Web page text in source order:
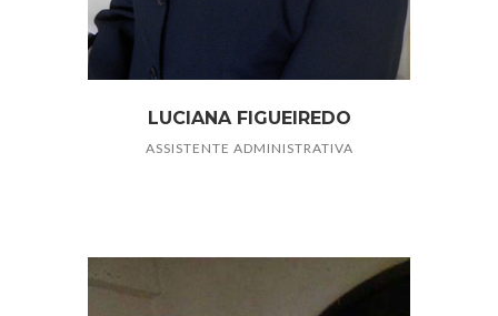
LUCIANA FIGUEIREDO
ASSISTENTE ADMINISTRATIVA